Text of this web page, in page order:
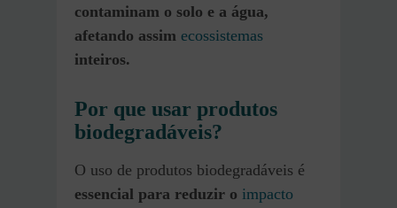
contaminam o solo e a água,
afetando assim ecossistemas
inteiros.
Por que usar produtos
biodegradáveis?
O uso de produtos biodegradáveis é
essencial para reduzir o impacto